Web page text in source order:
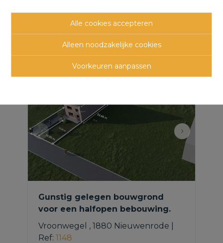
Alle cookies accepteren
Alleen noodzakelijke cookies
Voorkeuren aanpassen
Andere interessante
panden
Gunstig gelegen bouwgrond
voor een halfopen bebouwing.
Vroonwegel , 1880 Nieuwenrode
Ref: 1148